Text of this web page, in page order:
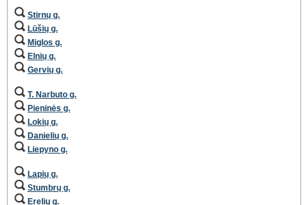
Stirnų g.
Lūšių g.
Miglos g.
Elnių g.
Gervių g.
T. Narbuto g.
Pieninės g.
Lokių g.
Danielių g.
Liepyno g.
Lapių g.
Stumbrų g.
Erelių g.